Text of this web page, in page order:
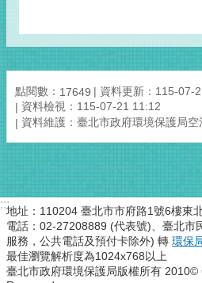
點閱數： 17649
資料更新：115-07-
資料檢視：115-07-21 11:12
資料維護：臺北市政府環境保護局
:::地址：110204 臺北市市府路1號6樓東
電話：02-27208889 (代表號)、臺北市
服務，公共電話及預付卡除外) 轉 環保
最佳瀏覽解析度為1024x768以上
臺北市政府環境保護局版權所有 2010©